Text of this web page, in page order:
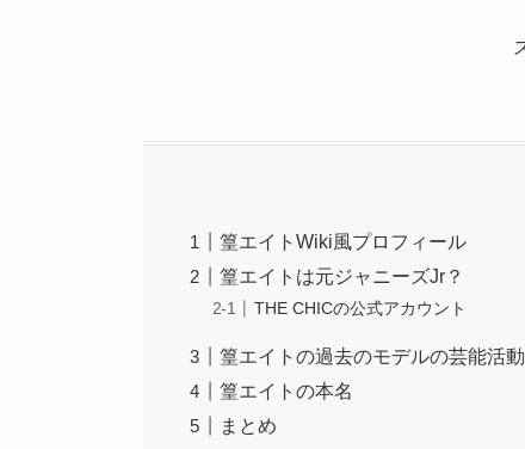
篁エイトWiki風プロフィール
篁エイトは元ジャニーズJr？
THE CHICの公式アカウント
篁エイトの過去のモデルの芸能活動
篁エイトの本名
まとめ